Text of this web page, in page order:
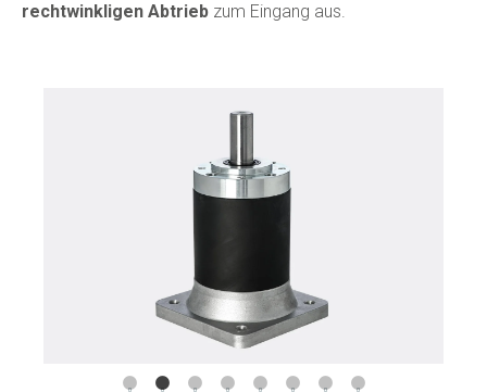
rechtwinkligen Abtrieb zum Eingang aus.